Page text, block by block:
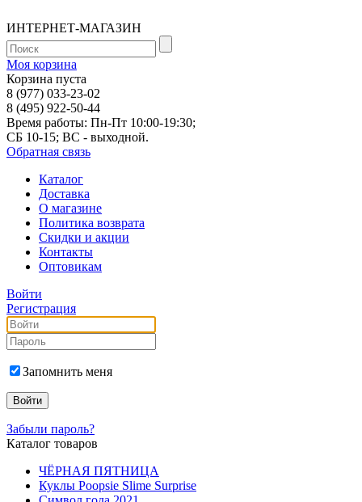
ИНТЕРНЕТ-МАГАЗИН
Моя корзина
Корзина пуста
8 (977) 033-23-02
8 (495) 922-50-44
Время работы: Пн-Пт 10:00-19:30;
СБ 10-15; ВС - выходной.
Обратная связь
Каталог
Доставка
О магазине
Политика возврата
Скидки и акции
Контакты
Оптовикам
Войти
Регистрация
Запомнить меня
Забыли пароль?
Каталог товаров
ЧЁРНАЯ ПЯТНИЦА
Куклы Poopsie Slime Surprise